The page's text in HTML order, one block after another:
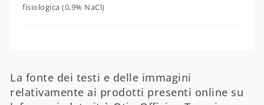
fisiologica (0,9% NaCl)
La fonte dei testi e delle immagini
relativamente ai prodotti presenti online su